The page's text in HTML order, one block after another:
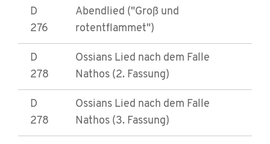
D
276
Abendlied ("Groß und
rotentflammet")
D
278
Ossians Lied nach dem Falle
Nathos (2. Fassung)
D
278
Ossians Lied nach dem Falle
Nathos (3. Fassung)